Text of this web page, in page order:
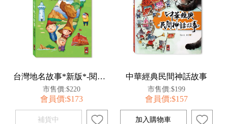
台灣地名故事*新版*-閱讀我們的台灣
市售價:$220
會員價:$173
中華經典民間神話故事
市售價:$199
會員價:$157